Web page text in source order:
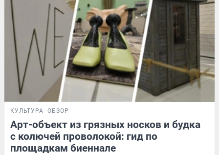
КУЛЬТУРА ОБЗОР
Арт-объект из грязных носков и будка
с колючей проволокой: гид по
площадкам биеннале